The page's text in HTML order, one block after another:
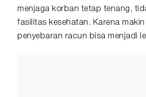
menjaga korban tetap tenang,
fasilitas kesehatan. Karena
penyebaran racun bisa menjadi